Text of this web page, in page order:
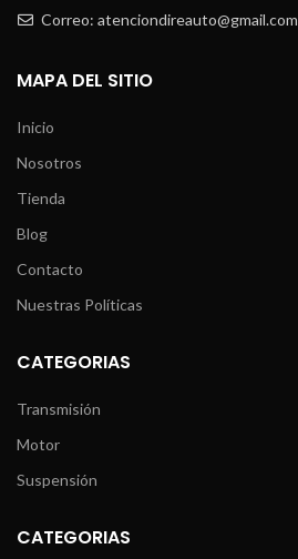
Correo: atenciondireauto@gmail.com
MAPA DEL SITIO
Inicio
Nosotros
Tienda
Blog
Contacto
Nuestras Políticas
CATEGORIAS
Transmisión
Motor
Suspensión
CATEGORIAS